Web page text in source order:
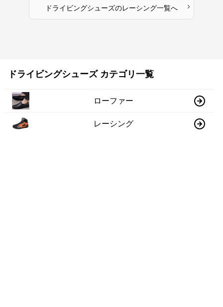
ドライビングシューズのレーシング一覧へ ›
ドライビングシューズ カテゴリ一覧
ローファー
レーシング